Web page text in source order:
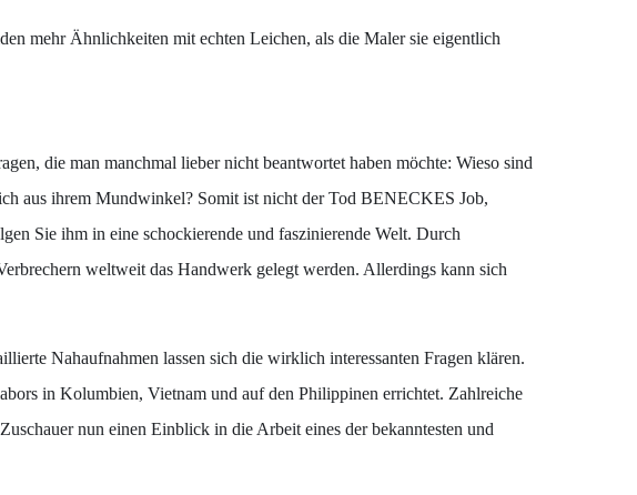
mehr Ähnlichkeiten mit echten Leichen, als die Maler sie eigentlich
die man manchmal lieber nicht beantwortet haben möchte: Wieso sind
aus ihrem Mundwinkel? Somit ist nicht der Tod BENECKES Job,
Sie ihm in eine schockierende und faszinierende Welt. Durch
weltweit das Handwerk gelegt werden. Allerdings kann sich
Nahaufnahmen lassen sich die wirklich interessanten Fragen klären.
in Kolumbien, Vietnam und auf den Philippinen errichtet. Zahlreiche
nun einen Einblick in die Arbeit eines der bekanntesten und